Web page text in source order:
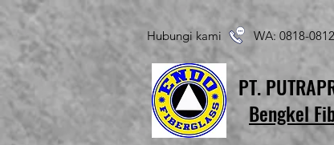
Hubungi kami WA: 0818-
Bengkel
PT.